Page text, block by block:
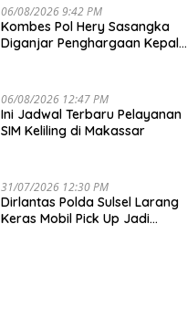
06/08/2026 9:42 PM
Kombes Pol Hery Sasangka
Diganjar Penghargaan Kepala
06/08/2026 12:47 PM
Ini Jadwal Terbaru Pelayanan
SIM Keliling di Makassar
31/07/2026 12:30 PM
Dirlantas Polda Sulsel Larang
Keras Mobil Pick Up Jadi